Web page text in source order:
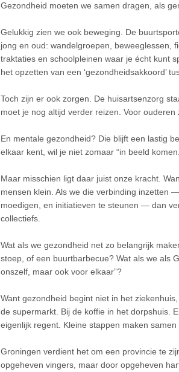
Gezondheid moeten we samen dragen, als
Gelukkig zien we ook beweging. De
jong en oud: wandelgroepen, beweeglessen,
traktaties en schoolpleinen waar je écht kunt
het opzetten van een ‘gezondheidsakkoord’
Toch zijn er ook zorgen. De huisartsenzorg
moet je nog altijd verder reizen. Voor
En mentale gezondheid? Die blijft een lastig
elkaar kent, wil je niet zomaar “in beeld
Maar misschien ligt daar juist onze kracht.
mensen klein. Als we die verbinding inzetten
moedigen, en initiatieven te steunen — dan
collectiefs.
Wat als we gezondheid net zo belangrijk
stoep, of een buurtbarbecue? Wat als we als
onszelf, maar ook voor elkaar”?
Want gezondheid begint niet in het
de supermarkt. Bij de koffie in het dorpshuis.
eigenlijk regent. Kleine stappen maken samen
Groningen verdient het om een provincie te
opgeheven vingers, maar door opgeheven